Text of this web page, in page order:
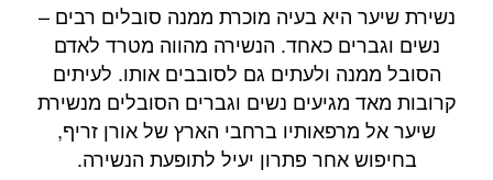
נשירת שיער היא בעיה מוכרת ממנה סובלים רבים –
נשים וגברים כאחד. הנשירה מהווה מטרד לאדם
הסובל ממנה ולעתים גם לסובבים אותו. לעיתים
קרובות מאד מגיעים נשים וגברים הסובלים מנשירת
שיער אל מרפאותיו ברחבי הארץ של אורן זריף,
בחיפוש אחר פתרון יעיל לתופעת הנשירה.